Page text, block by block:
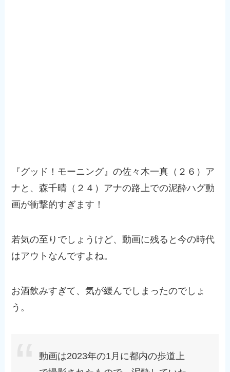
『グッド！モーニング』の佐々木一真（２６）ア
ナと、森千晴（２４）アナの路上での泥酔ハグ動
画が衝撃的すぎます！
若気の至りでしょうけど、動画に残ると今の時代
はアウトなんですよね。
お酒飲みすぎて、気が緩んでしまったのでしょ
う。
動画は2023年の1月に都内の歩道上